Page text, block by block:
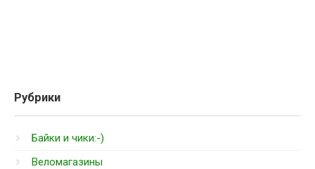
Рубрики
Байки и чики:-)
Веломагазины